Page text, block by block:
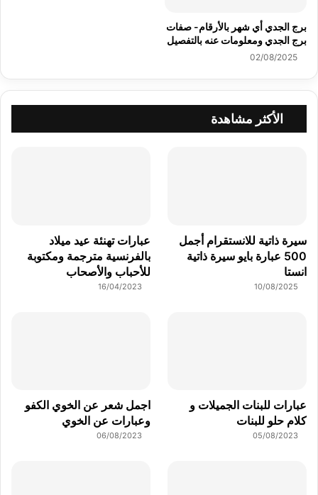
برج الجدي أي شهر بالأرقام- صفات
برج الجدي ومعلومات عنه بالتفصيل
02/08/2025
الأكثر مشاهدة
سيرة ذاتية للانستقرام أجمل
500 عبارة بايو سيرة ذاتية
انستا
10/08/2025
عبارات تهنئة عيد ميلاد
بالفرنسية مترجمة ومكتوبة
للأحباب والأصحاب
16/04/2023
عبارات للبنات الجميلات و
كلام حلو للبنات
05/08/2023
اجمل شعر عن الخوي الكفو
وعبارات عن الخوي
06/08/2023